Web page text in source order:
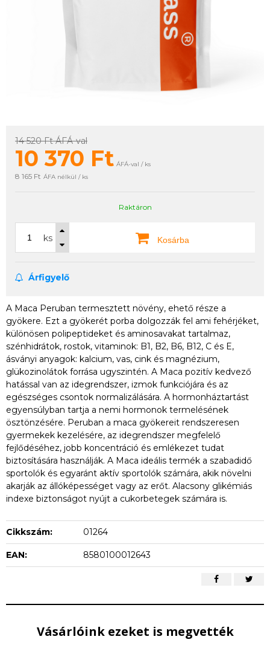
14 520 FtÁFÁ-val
10 370 Ft ÁFÁ-val / ks
8 165 Ft ÁFA nélkül / ks
Raktáron
ks Kosárba
Árfigyelő
A Maca Peruban termesztett növény, ehető része a
gyökere. Ezt a gyökerét porba dolgozzák fel ami fehérjéket,
különösen polipeptideket és aminosavakat tartalmaz,
szénhidrátok, rostok, vitaminok: B1, B2, B6, B12, C és E,
ásványi anyagok: kalcium, vas, cink és magnézium,
glükozinolátok forrása ugyszintén. A Maca pozitív kedvező
hatással van az idegrendszer, izmok funkciójára és az
egészséges csontok normalizálására. A hormonháztartást
egyensúlyban tartja a nemi hormonok termelésének
ösztönzésére. Peruban a maca gyökereit rendszeresen
gyermekek kezelésére, az idegrendszer megfelelő
fejlődéséhez, jobb koncentráció és emlékezet tudat
biztosítására használják. A Maca ideális termék a szabadidő
sportolók és egyaránt aktív sportolók számára, akik növelni
akarják az állóképességet vagy az erőt. Alacsony glikémiás
indexe biztonságot nyújt a cukorbetegek számára is.
Cikkszám: 01264
EAN: 8580100012643
Vásárlóink ezeket is megvették